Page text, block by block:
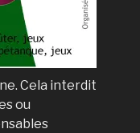
Cela interdit
ou